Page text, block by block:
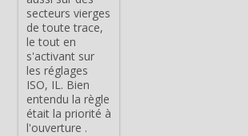
secteurs vierges
de toute trace,
le tout en
s'activant sur
les réglages
ISO, IL. Bien
entendu la règle
était la priorité à
l'ouverture .